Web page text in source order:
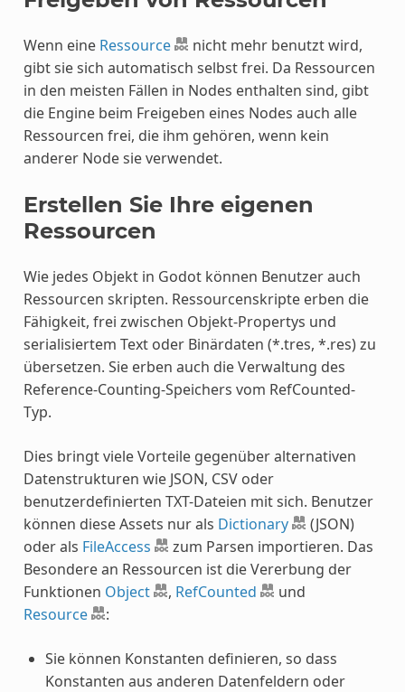
Wenn eine Ressource
nicht mehr benutzt wird,
gibt sie sich automatisch selbst frei. Da Ressourcen
in den meisten Fällen in Nodes enthalten sind, gibt
die Engine beim Freigeben eines Nodes auch alle
Ressourcen frei, die ihm gehören, wenn kein
anderer Node sie verwendet.
Erstellen Sie Ihre eigenen
Ressourcen
Wie jedes Objekt in Godot können Benutzer auch
Ressourcen skripten. Ressourcenskripte erben die
Fähigkeit, frei zwischen Objekt-Propertys und
serialisiertem Text oder Binärdaten (*.tres, *.res) zu
übersetzen. Sie erben auch die Verwaltung des
Reference-Counting-Speichers vom RefCounted-
Typ.
Dies bringt viele Vorteile gegenüber alternativen
Datenstrukturen wie JSON, CSV oder
benutzerdefinierten TXT-Dateien mit sich. Benutzer
können diese Assets nur als Dictionary
(JSON)
oder als FileAccess
zum Parsen importieren. Das
Besondere an Ressourcen ist die Vererbung der
Funktionen Object , RefCounted
und
Resource
:
Sie können Konstanten definieren, so dass
Konstanten aus anderen Datenfeldern oder